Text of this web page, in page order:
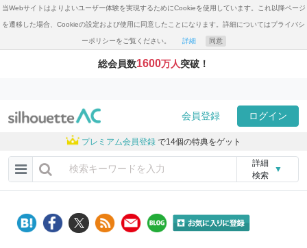
当Webサイトはよりよいユーザー体験を実現するためにCookieを使用しています。これ以降ページ
を遷移した場合、Cookieの設定および使用に同意したことになります。詳細についてはプライバシ
ーポリシーをご覧ください。 詳細 同意
総会員数1600万人突破！
会員登録 ログイン
プレミアム会員登録 で14個の特典をゲット
詳細
検索
▼